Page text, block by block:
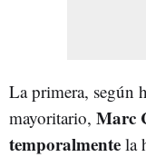
La primera, según
mayoritario, Marc
temporalmente la